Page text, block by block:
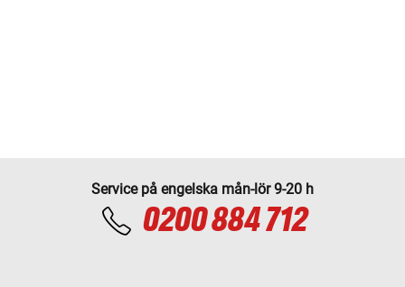
Service på engelska mån-lör 9-20 h
0200 884 712